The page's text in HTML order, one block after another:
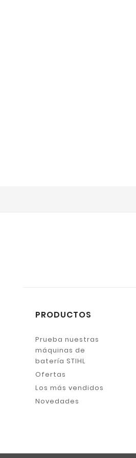
PRODUCTOS
Prueba nuestras
máquinas de
batería STIHL
Ofertas
Los más vendidos
Novedades